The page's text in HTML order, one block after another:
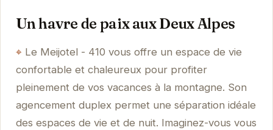
Un havre de paix aux Deux Alpes
Le Meijotel - 410 vous offre un espace de vie
confortable et chaleureux pour profiter
pleinement de vos vacances à la montagne. Son
agencement duplex permet une séparation idéale
des espaces de vie et de nuit. Imaginez-vous vous